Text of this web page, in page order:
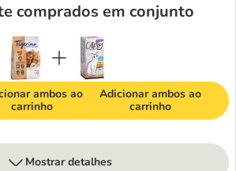
comprados em conjunto
ambos ao
carrinho
Adicionar ambos ao
carrinho
Mostrar detalhes